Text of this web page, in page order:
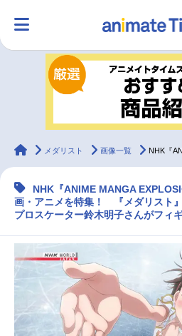
ランキング
ラジオ
マンガ・ラノベ ゲーム・アプリ
2.5次元
最新記事一覧
アニメ記事一覧
animateTimes
メダリスト 画像一覧 NHK『ANIME
NHK『ANIME MANGA
画・アニメを特集！ 『メダリスト』
プロスケーター鈴木明子さんがフィ